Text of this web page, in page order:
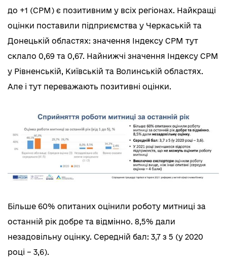
до +1 (СРМ) є позитивним у всіх регіонах. Найкращі
оцінки поставили підприємства у Черкаській та
Донецькій областях: значення Індексу СРМ тут
склало 0,69 та 0,67. Найнижчі значення Індексу СРМ
у Рівненській, Київській та Волинській областях.
Але і тут переважають позитивні оцінки.
Більше 60% опитаних оцінили роботу митниці за
останній рік добре та відмінно. 8,5% дали
незадовільну оцінку. Середній бал: 3,7 з 5 (у 2020
році – 3,6).